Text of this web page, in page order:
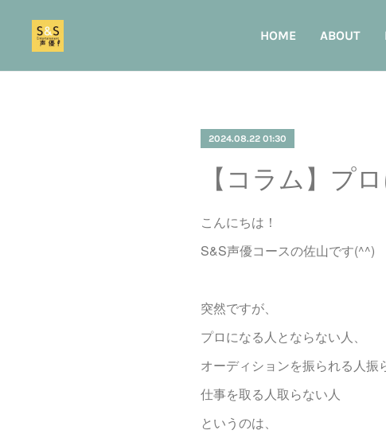
HOME ABOUT
2024.08.22 01:30
【コラム】プ
こんにちは！
S&S声優コースの佐山です(^^)
突然ですが、
プロになる人とならない人、
オーディションを振られる人振
仕事を取る人取らない人
というのは、